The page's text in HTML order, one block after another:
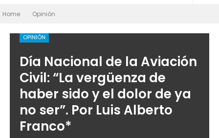
Home Opinión
OPINIÓN
Día Nacional de la Aviación
Civil: “La vergüenza de
haber sido y el dolor de ya
no ser”. Por Luis Alberto
Franco*